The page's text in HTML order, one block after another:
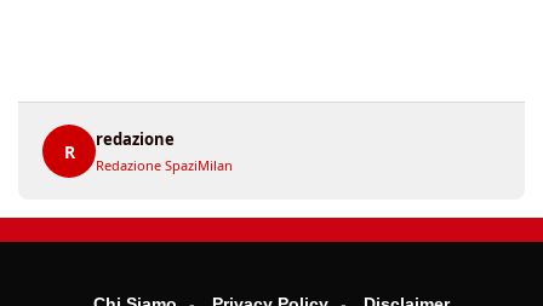
R
redazione
Redazione SpaziMilan